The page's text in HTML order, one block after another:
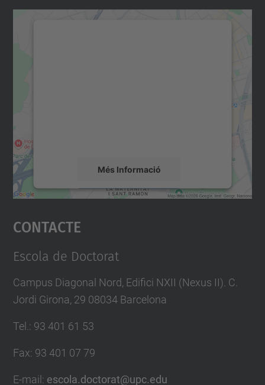
Més Informació
Accepta
powered by
Contacte
Escola de Doctorat
Campus Diagonal Nord, Edifici NXII (Nexus II). C.
Jordi Girona, 29 08034 Barcelona
Tel.: 93 401 61 53
Fax: 93 401 07 79
E-mail : escola.doctorat@upc.edu